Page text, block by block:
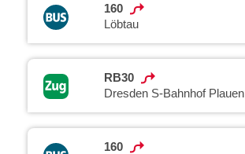
160
Löbtau
RB30
Dresden S-Bahnhof Plauen
160